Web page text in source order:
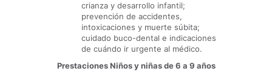
crianza y desarrollo infantil;
prevención de accidentes,
intoxicaciones y muerte súbita;
cuidado buco-dental e indicaciones
de cuándo ir urgente al médico.
Prestaciones Niños y niñas de 6 a 9 años